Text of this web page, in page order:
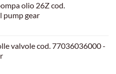
olio 26Z cod.
pump gear
valvole cod. 77036036000 -